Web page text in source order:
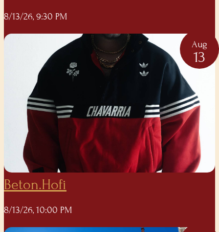
8/13/26, 9:30 PM
Aug
13
Beton.Hofi
8/13/26, 10:00 PM